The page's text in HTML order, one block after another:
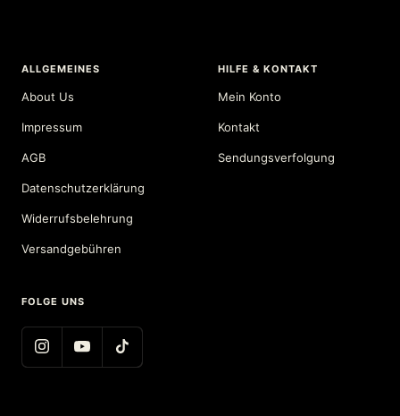
ALLGEMEINES
About Us
Impressum
AGB
Datenschutzerklärung
Widerrufsbelehrung
Versandgebühren
HILFE & KONTAKT
Mein Konto
Kontakt
Sendungsverfolgung
FOLGE UNS